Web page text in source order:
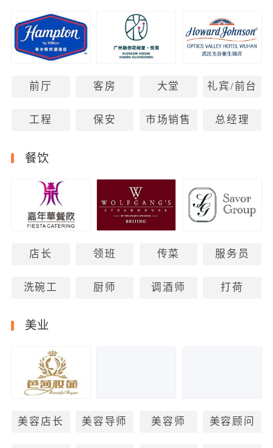
前厅 客房 大堂 礼宾/前台
工程 保安 市场销售 总经理
餐饮
店长 领班 传菜 服务员
洗碗工 厨师 调酒师 打荷
美业
美容店长 美容导师 美容师 美容顾问